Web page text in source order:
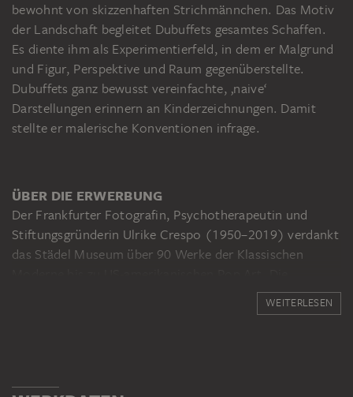
bewohnt von skizzenhaften Strichmännchen. Das Motiv
der Landschaft begleitet Dubuffets gesamtes Schaffen.
Es diente ihm als Experimentierfeld, in dem er Malgrund
und Figur, Perspektive und Raum gegenüberstellte.
Dubuffets ganz bewusst vereinfachte, ‚naive‘
Darstellungen erinnern an Kinderzeichnungen. Damit
stellte er malerische Konventionen infrage.
ÜBER DIE ERWERBUNG
Der Frankfurter Fotografin, Psychotherapeutin und
Stiftungsgründerin Ulrike Crespo (1950–2019) verdankt
das Städel Museum über 90 Werke der Klassischen
Gemälde, Zeichnungen und Druckgrafiken von Wassily
Kandinsky, Otto Dix, Oskar Schlemmer, Max Ernst, Jean
der nach dem Zweiten Weltkrieg eine umfassende
WEITERLESEN